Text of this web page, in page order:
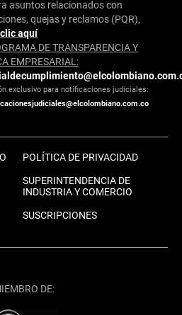
asuntos relacionados con
quejas y reclamos (PQR),
aquí
DE TRANSPARENCIA Y
EMPRESARIAL:
exclusivo para notificaciones judiciales:
POLÍTICA DE PRIVACIDAD
SUPERINTENDENCIA DE
INDUSTRIA Y COMERCIO
SUSCRIPCIONES
DE: